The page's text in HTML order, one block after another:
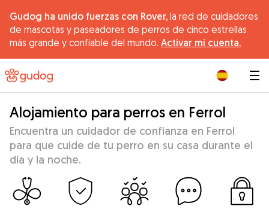
Gudog ha unido fuerzas con Rover, la red de cuidadores
de mascotas y paseadores de perros de cinco estrellas
más grande y confiable del mundo. Activar mi cuenta.
Alojamiento para perros en Ferrol
Encuentra un cuidador de confianza en Ferrol
para que cuide de tu perro en su casa durante el
día y la noche.